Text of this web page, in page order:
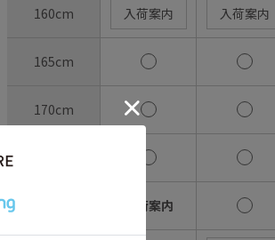
160cm 入荷案内 入荷案内
165cm
170cm
入荷案内